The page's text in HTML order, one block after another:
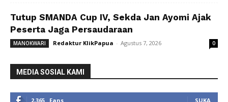
Tutup SMANDA Cup IV, Sekda Jan Ayomi Ajak
Peserta Jaga Persaudaraan
MANOKWARI Redaktur KlikPapua - Agustus 7, 2026 0
MEDIA SOSIAL KAMI
2,365 Fans SUKA